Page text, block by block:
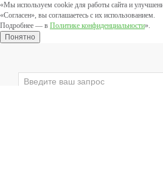
«Мы используем cookie для работы сайта и
«Согласен», вы соглашаетесь с их использованием.
Подробнее — в Политике конфиденциальности».
Понятно